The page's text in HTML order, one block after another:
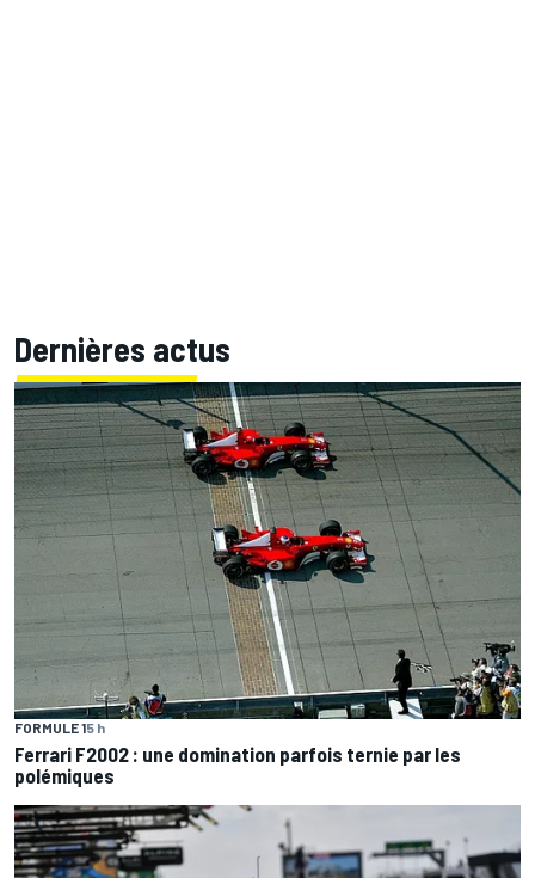
Dernières actus
FORMULE 15 h
Ferrari F2002 : une domination parfois ternie par les
polémiques